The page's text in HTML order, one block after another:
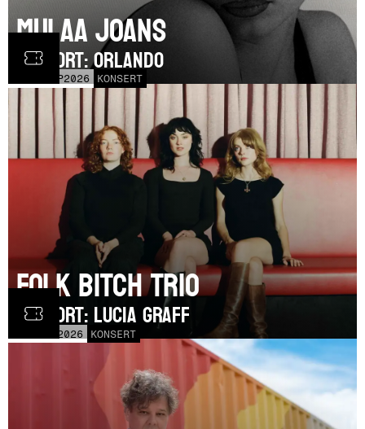
SEP2026 KONSERT
Mulaa Joans
SUPPORT: Orlando
2026 KONSERT
Folk Bitch Trio
SUPPORT: Lucia Graff